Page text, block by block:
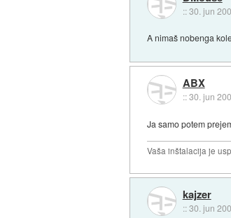
::30. jun
A nimaš nobenga
ABX
::30. jun
Ja samo potem
Vaša inštalacija je
kajzer
::30. jun